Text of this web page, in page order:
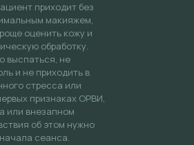
приходит без
макияжем,
оценить кожу и
обработку.
выспаться, не
и не приходить в
стресса или
признаках ОРВИ,
или внезапном
об этом нужно
сеанса.